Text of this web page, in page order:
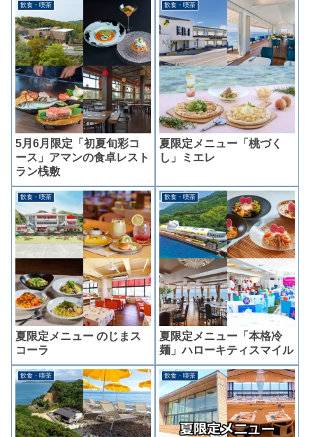
飲食・喫茶
5月6月限定「初夏旬彩コ
ース」アマンの食卓レスト
ラン桟敷
飲食・喫茶
夏限定メニュー「桃づく
し」ミエレ
飲食・喫茶
夏限定メニュー のじまス
コーラ
飲食・喫茶
夏限定メニュー「本格冷
麺」ハローキティスマイル
飲食・喫茶 飲食・喫茶